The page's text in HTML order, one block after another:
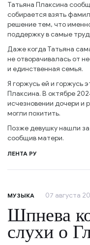
Татьяна Плаксина
собирается взять
решение тем, что
поддержку в самые
Даже когда Татьяна
не отворачивалась от
и единственная семья.
Я горжусь ей и горжусь
Плаксина. В октябре
исчезновении дочери и
могли похитить.
Позже девушку нашли
сообщив матери.
ЛЕНТА РУ
МУЗЫКА 07 августа
Шпнева
слухи о